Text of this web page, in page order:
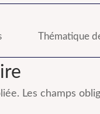
Thématique
Les champs